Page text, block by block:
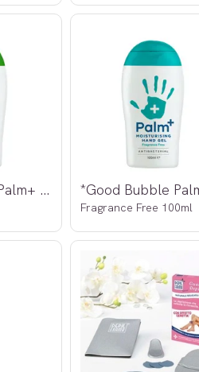
*Good Bubble Palm+ Moisturising Hand Gel
Fragrance Free 100ml